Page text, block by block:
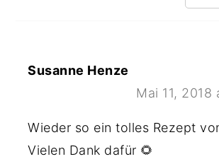
Susanne Henze
Mai 11, 2018
Wieder so ein tolles Rezept
Vielen Dank dafür 🌻